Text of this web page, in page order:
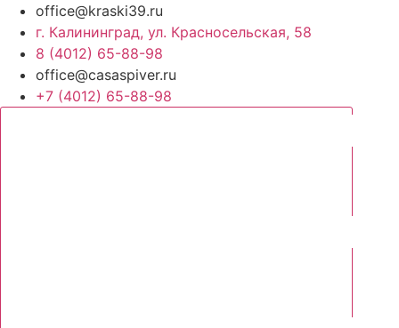
office@kraski39.ru
г. Калининград, ул. Красносельская, 58
8 (4012) 65-88-98
office@casaspiver.ru
+7 (4012) 65-88-98